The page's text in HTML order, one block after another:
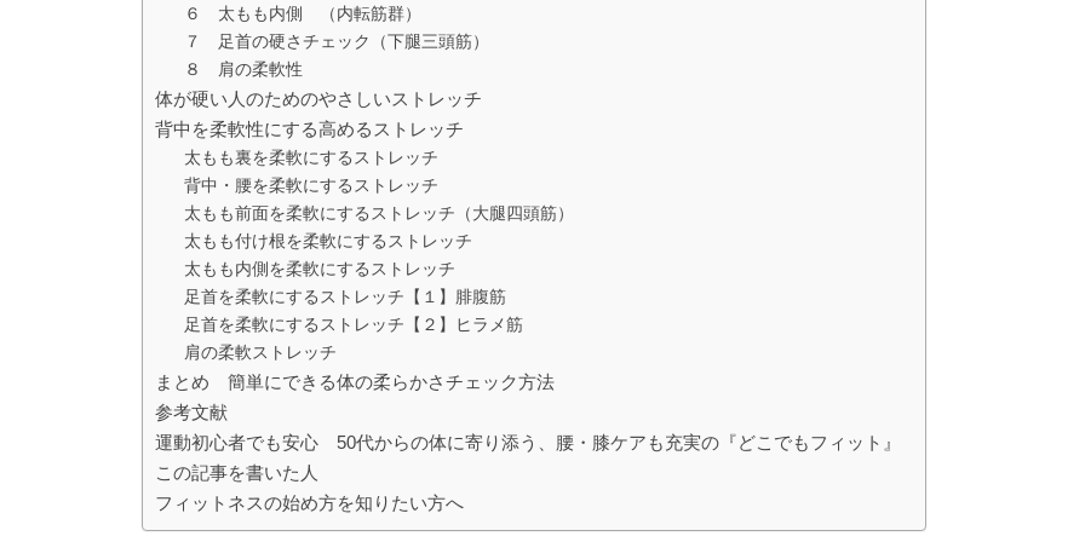
６ 太もも内側 （内転筋群）
７ 足首の硬さチェック（下腿三頭筋）
８ 肩の柔軟性
体が硬い人のためのやさしいストレッチ
背中を柔軟性にする高めるストレッチ
太もも裏を柔軟にするストレッチ
背中・腰を柔軟にするストレッチ
太もも前面を柔軟にするストレッチ（大腿四頭筋）
太もも付け根を柔軟にするストレッチ
太もも内側を柔軟にするストレッチ
足首を柔軟にするストレッチ【１】腓腹筋
足首を柔軟にするストレッチ【２】ヒラメ筋
肩の柔軟ストレッチ
まとめ 簡単にできる体の柔らかさチェック方法
参考文献
運動初心者でも安心 50代からの体に寄り添う、腰・膝ケアも充実の『どこでもフィット』
この記事を書いた人
フィットネスの始め方を知りたい方へ